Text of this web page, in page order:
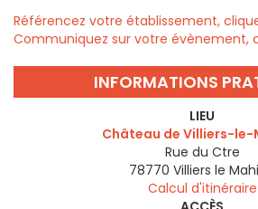
Référencez votre établissement,
Communiquez sur votre évènement,
INFORMATIONS
LIEU
Château de Villiers-le-
Rue du Ctre
78770 Villiers le
Calcul d'itinéraire